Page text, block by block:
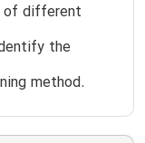
of different
the
method.